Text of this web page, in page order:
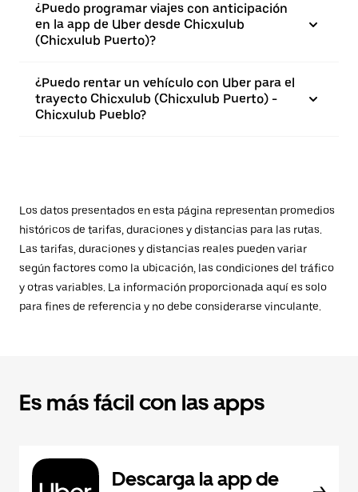
¿Puedo programar viajes con anticipación
en la app de Uber desde Chicxulub
(Chicxulub Puerto)?
¿Puedo rentar un vehículo con Uber para el
trayecto Chicxulub (Chicxulub Puerto) -
Chicxulub Pueblo?
Los datos presentados en esta página representan promedios
históricos de tarifas, duraciones y distancias para las rutas.
Las tarifas, duraciones y distancias reales pueden variar
según factores como la ubicación, las condiciones del tráfico
y otras variables. La información proporcionada aquí es solo
para fines de referencia y no debe considerarse vinculante.
Es más fácil con las apps
Descarga la app de